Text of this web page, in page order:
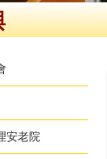
安老院